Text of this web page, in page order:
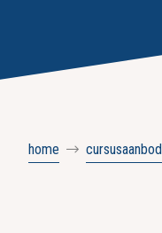
home cursusaanbod